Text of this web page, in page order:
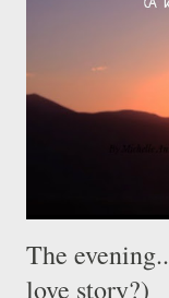
पर पड़ी जो अभी भी नीचे
गए। प्रतीक ने झुक कर
The
love story?)